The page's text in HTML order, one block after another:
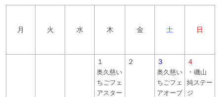
月 火 水 木 金 土 日
１
奥久慈い
ちごフェ
アスター
２ ３
奥久慈い
ちごフェ
アオープ
４
・ 磯山
純ステー
ジ